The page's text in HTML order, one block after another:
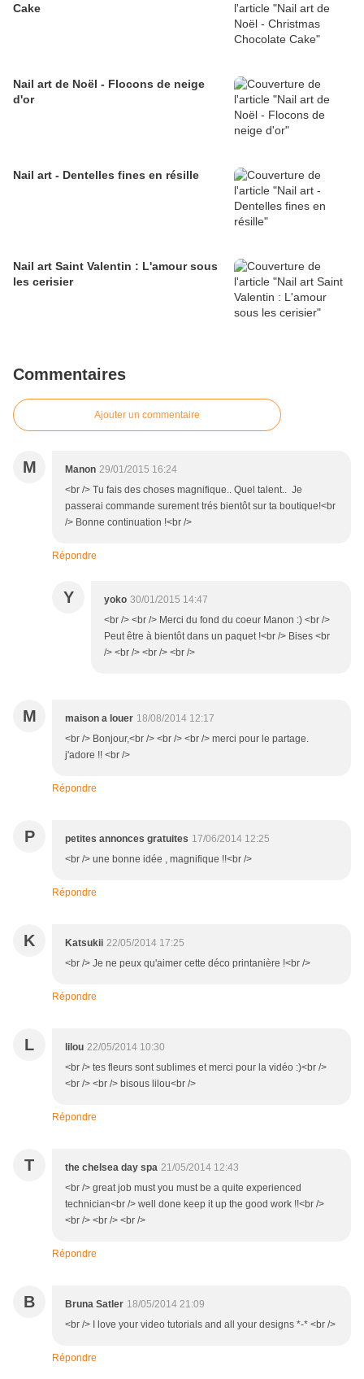
Cake
Nail art de Noël - Flocons de neige
d'or
Nail art - Dentelles fines en résille
Nail art Saint Valentin : L'amour sous
les cerisier
Commentaires
Ajouter un commentaire
M Manon 29/01/2015 16:24
<br /> Tu fais des choses magnifique.. Quel talent.. Je
passerai commande surement trés bientôt sur ta boutique!<br
/> Bonne continuation !<br />
Répondre
Y yoko 30/01/2015 14:47
<br /> <br /> Merci du fond du coeur Manon :) <br />
Peut être à bientôt dans un paquet !<br /> Bises <br
/> <br /> <br /> <br />
M maison a louer 18/08/2014 12:17
<br /> Bonjour,<br /> <br /> <br /> merci pour le partage.
j'adore !! <br />
Répondre
P petites annonces gratuites 17/06/2014 12:25
<br /> une bonne idée , magnifique !!<br />
Répondre
K Katsukii 22/05/2014 17:25
<br /> Je ne peux qu'aimer cette déco printanière !<br />
Répondre
L lilou 22/05/2014 10:30
<br /> tes fleurs sont sublimes et merci pour la vidéo :)<br />
<br /> <br /> bisous lilou<br />
Répondre
T the chelsea day spa 21/05/2014 12:43
<br /> great job must you must be a quite experienced
technician<br /> well done keep it up the good work !!<br />
<br /> <br /> <br />
Répondre
B Bruna Satler 18/05/2014 21:09
<br /> I love your video tutorials and all your designs *-* <br />
Répondre